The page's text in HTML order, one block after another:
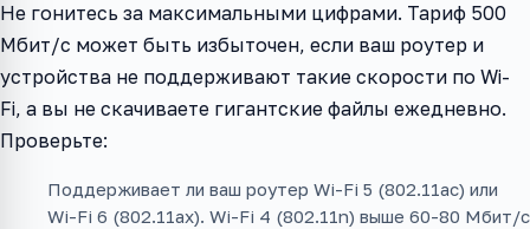
Не гонитесь за максимальными цифрами. Тариф 500
Мбит/с может быть избыточен, если ваш роутер и
устройства не поддерживают такие скорости по Wi-
Fi, а вы не скачиваете гигантские файлы ежедневно.
Проверьте:
Поддерживает ли ваш роутер Wi-Fi 5 (802.11ac) или
Wi-Fi 6 (802.11ax). Wi-Fi 4 (802.11n) выше 60-80 Мбит/с